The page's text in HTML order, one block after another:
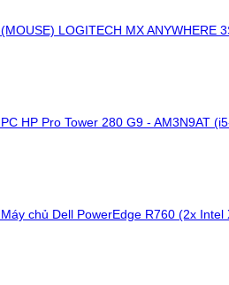
(MOUSE) LOGITECH MX ANYWHERE
PC HP Pro Tower 280 G9 - AM3N9AT
Máy chủ Dell PowerEdge R760 (2x